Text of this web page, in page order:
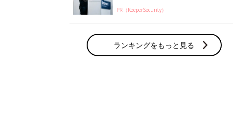
PR（KeeperSecurity）
ランキングをもっと見る